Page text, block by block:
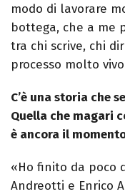
modo di lavorare
bottega, che a me
tra chi scrive, chi
processo molto
C’è una storia che
Quella che magari
è ancora il
«Ho finito da poco
Andreotti e Enrico